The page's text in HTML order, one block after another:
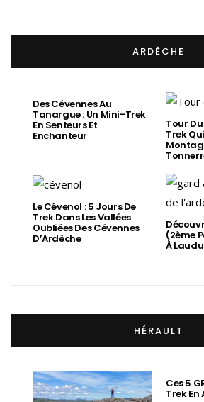
ARDÈCHE
Des Cévennes Au
Tanargue : Un Mini-Trek
En Senteurs Et
Enchanteur
Tour
Trek
Le Cévenol : 5 Jours De
Trek Dans Les Vallées
Oubliées Des Cévennes
D’Ardèche (2ème
À
HÉRAULT
Ces 5
Trek En